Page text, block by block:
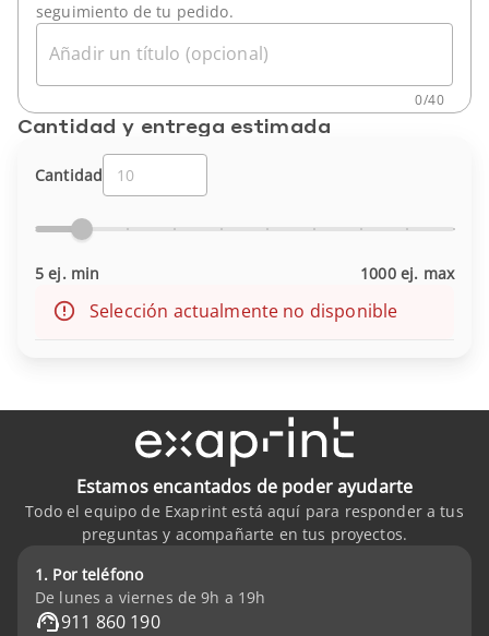
seguimiento de tu pedido.
Añadir un título (opcional)
0/40
Cantidad y entrega estimada
Cantidad
5 ej. min 1000 ej. max
Selección actualmente no disponible
Estamos encantados de poder ayudarte
Todo el equipo de Exaprint está aquí para responder a tus
preguntas y acompañarte en tus proyectos.
1. Por teléfono
De lunes a viernes de 9h a 19h
911 860 190